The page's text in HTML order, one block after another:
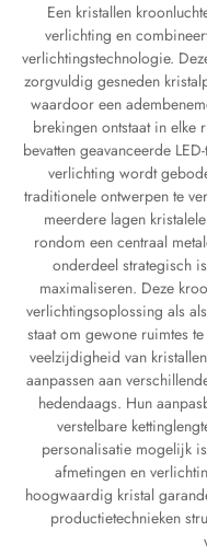
Een kristallen
verlichting en
verlichtingstechnologie.
zorgvuldig gesneden
waardoor een
brekingen ontstaat in elke
bevatten geavanceerde
verlichting wordt
traditionele ontwerpen te
meerdere lagen
rondom een centraal
onderdeel strategisch
maximaliseren. Deze
verlichtingsoplossing als
staat om gewone ruimtes
veelzijdigheid van
aanpassen aan
hedendaags. Hun
verstelbare
personalisatie mogelijk
afmetingen en
hoogwaardig kristal
productietechnieken